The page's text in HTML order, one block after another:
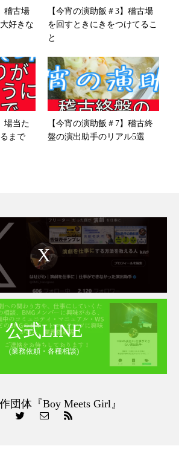
稽古場
好きな
【今宵の演助飯＃3】稽古場
を回すときにきをつけてるこ
と
場当た
るまで
【今宵の演助飯＃7】稽古終
盤の演出助手のリアル5選
X
公式LINE
(業務依頼・各種相談)
団体『Boy Meets Girl』